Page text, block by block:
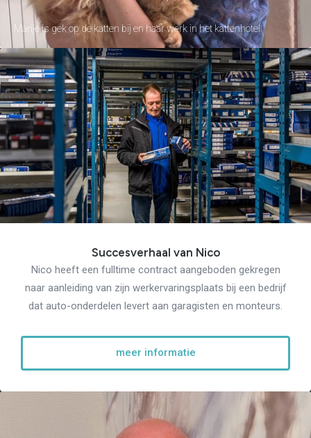
Marije is gek op de katten bij en haar werk in het kattenhotel
Succesverhaal van Nico
Nico heeft een fulltime contract aangeboden gekregen
naar aanleiding van zijn werkervaringsplaats bij een bedrijf
dat auto-onderdelen levert aan garagisten en monteurs.
meer informatie